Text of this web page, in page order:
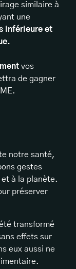
similaire à
une
inférieure et
vos
de gagner
notre santé,
gestes
et à la planète.
préserver
transformé
effets sur
eux aussi ne